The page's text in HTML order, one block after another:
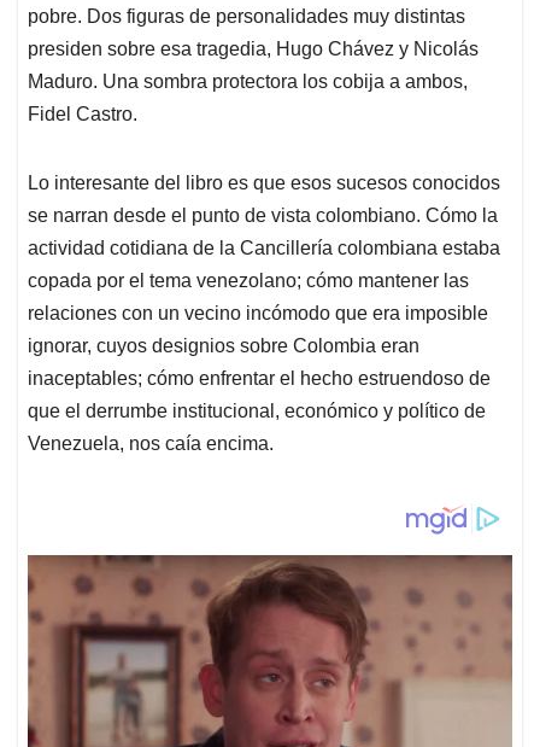
pobre. Dos figuras de personalidades muy distintas
presiden sobre esa tragedia, Hugo Chávez y Nicolás
Maduro. Una sombra protectora los cobija a ambos,
Fidel Castro.
Lo interesante del libro es que esos sucesos conocidos
se narran desde el punto de vista colombiano. Cómo la
actividad cotidiana de la Cancillería colombiana estaba
copada por el tema venezolano; cómo mantener las
relaciones con un vecino incómodo que era imposible
ignorar, cuyos designios sobre Colombia eran
inaceptables; cómo enfrentar el hecho estruendoso de
que el derrumbe institucional, económico y político de
Venezuela, nos caía encima.